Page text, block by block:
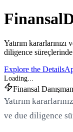
Finansal
Yatırım
diligence
Explore the Details
Finansal
Yatırım
ve due diligence